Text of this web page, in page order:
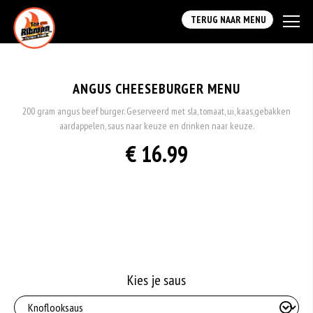
TERUG NAAR MENU
ANGUS CHEESEBURGER MENU
200 gram angus beef burger. Geserveerd met sla, tomaat, ui, kaas,gebakken
aardappelen, saus naar keuze en drinken naar keuze.
€ 16.99
Kies je saus